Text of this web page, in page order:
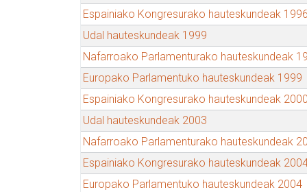
Espainiako Kongresurako hauteskundeak 1996
Udal hauteskundeak 1999
Nafarroako Parlamenturako hauteskundeak
Europako Parlamentuko hauteskundeak 1999
Espainiako Kongresurako hauteskundeak 2000
Udal hauteskundeak 2003
Nafarroako Parlamenturako hauteskundeak
Espainiako Kongresurako hauteskundeak
Europako Parlamentuko hauteskundeak 2004